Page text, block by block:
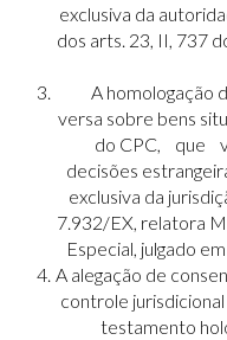
exclusiva da
dos arts. 23, II, 737
A homologação
versa sobre bens
do CPC, que
decisões
exclusiva da
7.932/EX, relatora
Especial, julgado
A alegação de
controle
testamento